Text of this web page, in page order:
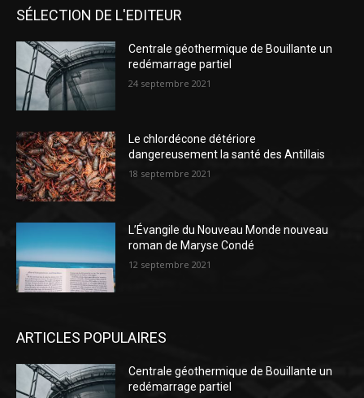
SÉLECTION DE L'EDITEUR
Centrale géothermique de Bouillante un
redémarrage partiel
24 septembre 2021
Le chlordécone détériore
dangereusement la santé des Antillais
18 septembre 2021
L’Évangile du Nouveau Monde nouveau
roman de Maryse Condé
12 septembre 2021
ARTICLES POPULAIRES
Centrale géothermique de Bouillante un
redémarrage partiel